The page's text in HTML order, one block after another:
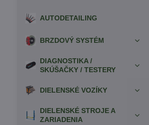
AUTODETAILING
BRZDOVÝ SYSTÉM
DIAGNOSTIKA /
SKÚŠAČKY / TESTERY
DIELENSKÉ VOZÍKY
DIELENSKÉ STROJE A
ZARIADENIA